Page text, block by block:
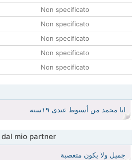
Non specificato
Non specificato
Non specificato
Non specificato
Non specificato
انا محمد من أسيوط عندى ١٩سنة
mio partner
جميل ولا يكون متعصبة